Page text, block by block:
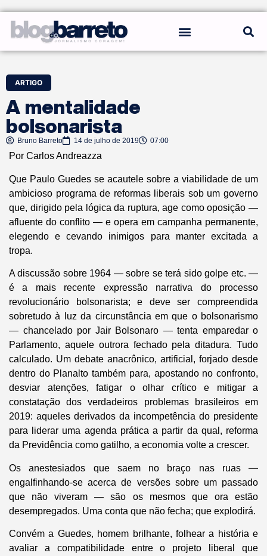
ARTIGO
A mentalidade
bolsonarista
Bruno Barreto 14 de julho de 2019 07:00
Por Carlos Andreazza
Que Paulo Guedes se acautele sobre a viabilidade de um
ambicioso programa de reformas liberais sob um governo
que, dirigido pela lógica da ruptura, age como oposição —
afluente do conflito — e opera em campanha permanente,
elegendo e cevando inimigos para manter excitada a
tropa.
A discussão sobre 1964 — sobre se terá sido golpe etc. —
é a mais recente expressão narrativa do processo
revolucionário bolsonarista; e deve ser compreendida
sobretudo à luz da circunstância em que o bolsonarismo
— chancelado por Jair Bolsonaro — tenta emparedar o
Parlamento, aquele outrora fechado pela ditadura. Tudo
calculado. Um debate anacrônico, artificial, forjado desde
dentro do Planalto também para, apostando no confronto,
desviar atenções, fatigar o olhar crítico e mitigar a
constatação dos verdadeiros problemas brasileiros em
2019: aqueles derivados da incompetência do presidente
para liderar uma agenda prática a partir da qual, reforma
da Previdência como gatilho, a economia volte a crescer.
Os anestesiados que saem no braço nas ruas —
engalfinhando-se acerca de versões sobre um passado
que não viveram — são os mesmos que ora estão
desempregados. Uma conta que não fecha; que explodirá.
Convém a Guedes, homem brilhante, folhear a história e
avaliar a compatibilidade entre o projeto liberal que